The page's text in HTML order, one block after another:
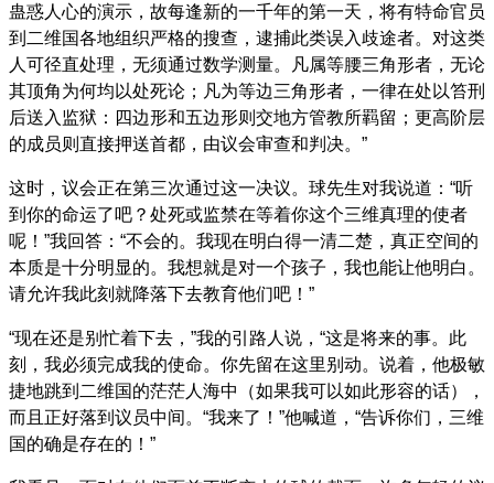
蛊惑人心的演示，故每逢新的一千年的第一天，将有特命官员
到二维国各地组织严格的搜查，逮捕此类误入歧途者。对这类
人可径直处理，无须通过数学测量。凡属等腰三角形者，无论
其顶角为何均以处死论；凡为等边三角形者，一律在处以笞刑
后送入监狱：四边形和五边形则交地方管教所羁留；更高阶层
的成员则直接押送首都，由议会审查和判决。”
这时，议会正在第三次通过这一决议。球先生对我说道：“听
到你的命运了吧？处死或监禁在等着你这个三维真理的使者
呢！”我回答：“不会的。我现在明白得一清二楚，真正空间的
本质是十分明显的。我想就是对一个孩子，我也能让他明白。
请允许我此刻就降落下去教育他们吧！”
“现在还是别忙着下去，”我的引路人说，“这是将来的事。此
刻，我必须完成我的使命。你先留在这里别动。说着，他极敏
捷地跳到二维国的茫茫人海中（如果我可以如此形容的话），
而且正好落到议员中间。“我来了！”他喊道，“告诉你们，三维
国的确是存在的！”